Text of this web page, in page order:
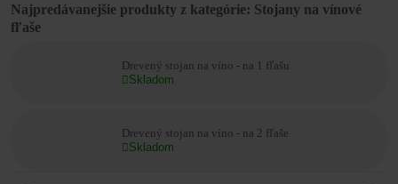
vyberiete.
💡 Prečo stojan na víno?
dodáva darovanému vínu prémiový vzhľad
organizuje a šetrí priestor
Vytvorte si vlastný vínny kútik, v ktorom bude každý
Najpredávanejšie produkty z kategórie: Stojany na vínové
fľaše
Drevený stojan na víno - na 1 fľašu
Skladom
Drevený stojan na víno - na 2 fľaše
Skladom